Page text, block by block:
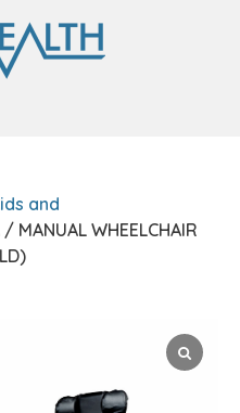
and
MANUAL WHEELCHAIR